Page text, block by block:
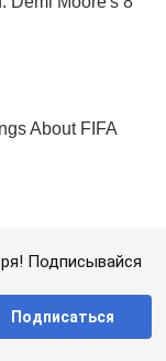
Подписывайся
Подписаться